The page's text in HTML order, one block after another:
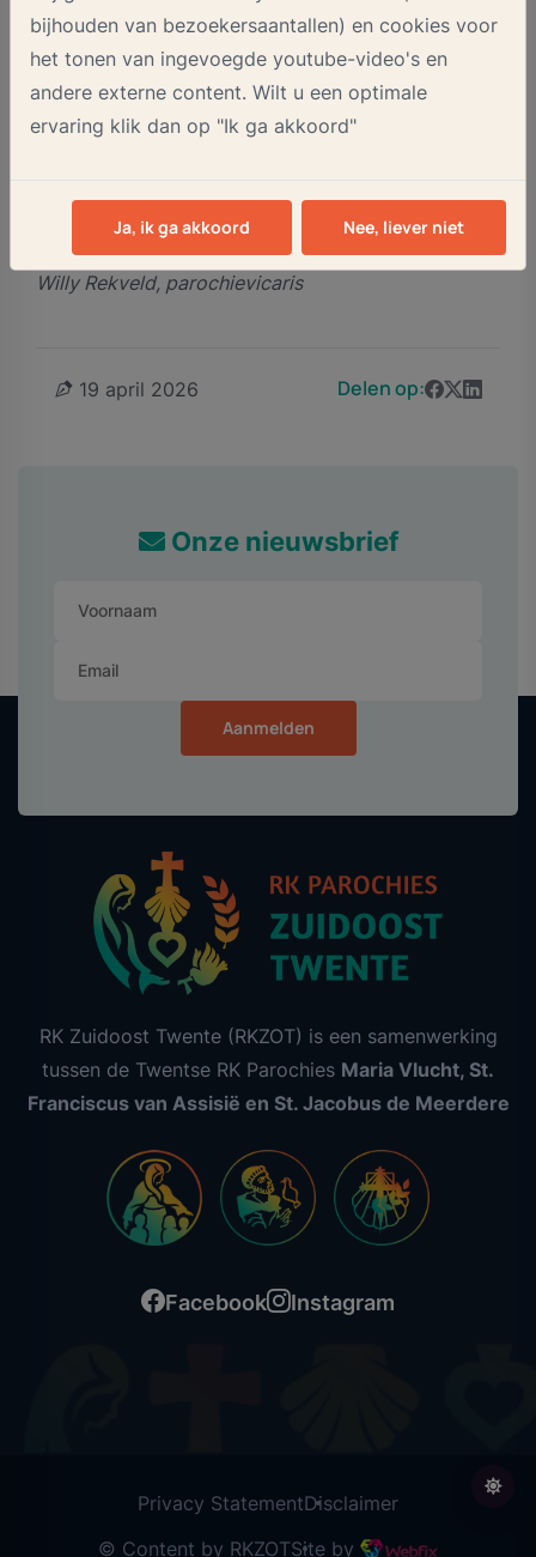
bijhouden van bezoekersaantallen) en cookies voor
het tonen van ingevoegde youtube-video's en
andere externe content. Wilt u een optimale
ervaring klik dan op "Ik ga akkoord"
Ja, ik ga akkoord Nee, liever niet
Jezus, Hij die redt.
Wijn staat voor blijheid en vreugde. Dat wij als wijn
zijn voor elkaar in ons leven. Zeker als het leven
wordt wijn. Dood wordt Leven. Vrede en alle
goeds voor dat leven.
Willy Rekveld, parochievicaris
19 april 2026 Delen op:
Onze nieuwsbrief
Aanmelden
RK Zuidoost Twente (RKZOT) is een samenwerking
tussen de Twentse RK Parochies Maria Vlucht, St.
Franciscus van Assisië en St. Jacobus de Meerdere
Facebook Instagram
Privacy StatementDisclaimer
© Content by RKZOTSite by